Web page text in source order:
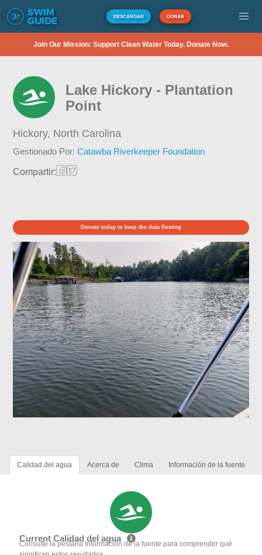
DESCARGAR DONAR
Join Our Mission: Support Clean Water Today. Donate Now.
Lake Hickory - Plantation
Point
Hickory, North Carolina
Gestionado Por:Catawba Riverkeeper Foundation
Compartir:
Donate today to keep the data flowing
Calidad del agua Acerca de Clima Información de la fuente
Current Calidad del agua
Consulte la pestaña Información de la fuente para comprender qué